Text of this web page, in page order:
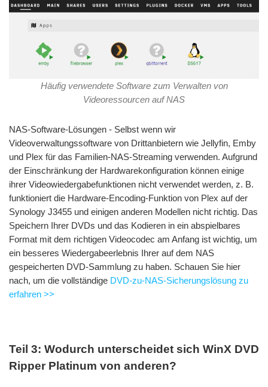
Häufig verwendete Software zum Verwalten von
Videoressourcen auf NAS
NAS-Software-Lösungen - Selbst wenn wir
Videoverwaltungssoftware von Drittanbietern wie Jellyfin, Emby
und Plex für das Familien-NAS-Streaming verwenden. Aufgrund
der Einschränkung der Hardwarekonfiguration können einige
ihrer Videowiedergabefunktionen nicht verwendet werden, z. B.
funktioniert die Hardware-Encoding-Funktion von Plex auf der
Synology J3455 und einigen anderen Modellen nicht richtig. Das
Speichern Ihrer DVDs und das Kodieren in ein abspielbares
Format mit dem richtigen Videocodec am Anfang ist wichtig, um
ein besseres Wiedergabeerlebnis Ihrer auf dem NAS
gespeicherten DVD-Sammlung zu haben. Schauen Sie hier
nach, um die vollständige DVD-zu-NAS-Sicherungslösung zu
erfahren >>
Teil 3: Wodurch unterscheidet sich WinX DVD
Ripper Platinum von anderen?